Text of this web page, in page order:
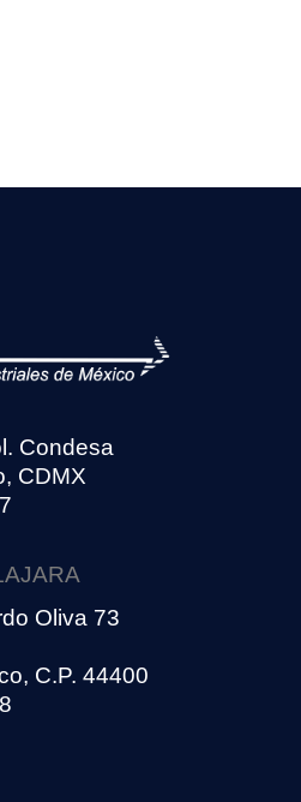
Condesa
CDMX
Oliva 73
C.P. 44400